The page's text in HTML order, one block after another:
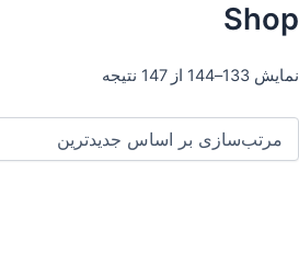
Shop
نمایش 133–144 از 147 نتیجه